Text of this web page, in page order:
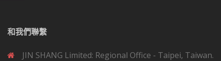
和我們聯繫
JIN SHANG Limited: Regional Office - Taipei, Taiwan.